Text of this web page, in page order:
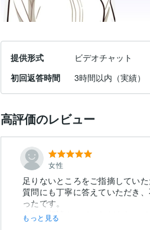
提供形式
ビデオチャット
初回返答時間
3時間以内（実績）
高評価のレビュー
女性
足りないところをご指摘してい
質問にも丁寧に答えていただき
ったです。
またご相談させていただきたい
もっと見る